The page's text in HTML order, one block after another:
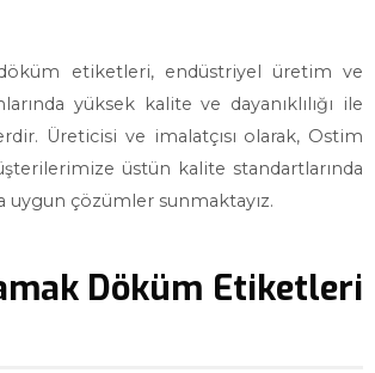
etiketleri, endüstriyel üretim ve
yüksek kalite ve dayanıklılığı ile
Üreticisi ve imalatçısı olarak, Ostim
üstün kalite standartlarında
uygun çözümler sunmaktayız.
Döküm Etiketleri